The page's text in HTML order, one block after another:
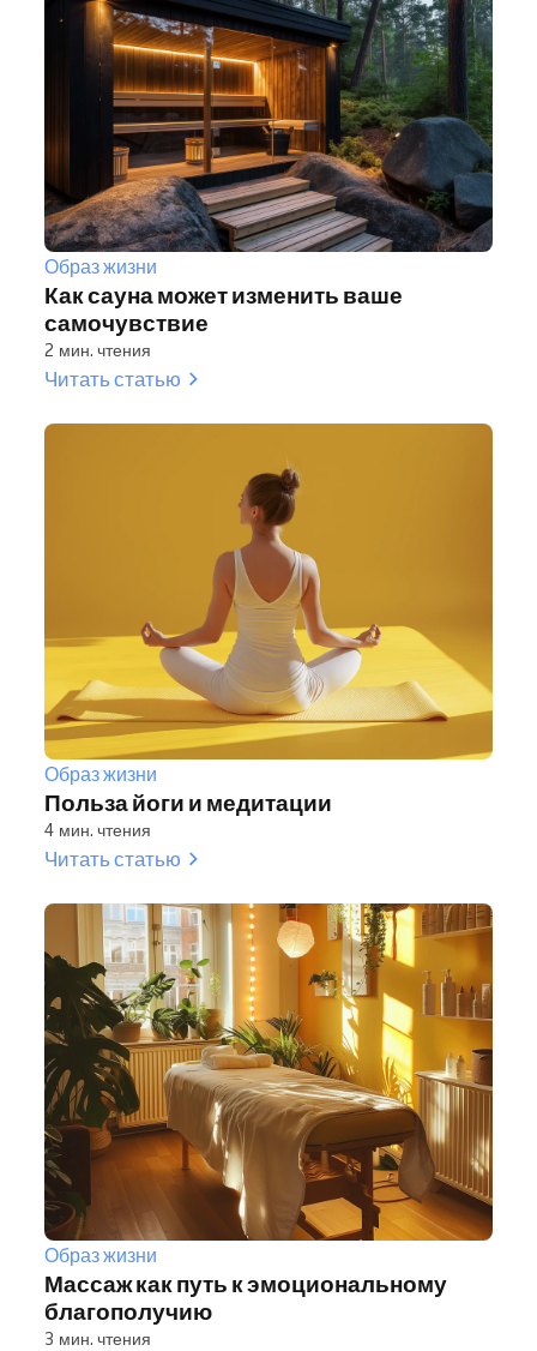
Образ жизни
Как сауна может изменить ваше
самочувствие
2 мин. чтения
Читать статью
Образ жизни
Польза йоги и медитации
4 мин. чтения
Читать статью
Образ жизни
Массаж как путь к эмоциональному
благополучию
3 мин. чтения